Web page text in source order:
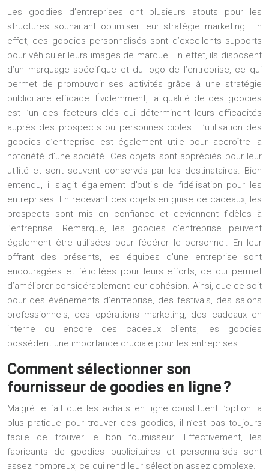
Les goodies d’entreprises ont plusieurs atouts pour les
structures souhaitant optimiser leur stratégie marketing. En
effet, ces goodies personnalisés sont d’excellents supports
pour véhiculer leurs images de marque. En effet, ils disposent
d’un marquage spécifique et du logo de l’entreprise, ce qui
permet de promouvoir ses activités grâce à une stratégie
publicitaire efficace. Évidemment, la qualité de ces goodies
est l’un des facteurs clés qui déterminent leurs efficacités
auprès des prospects ou personnes cibles. L’utilisation des
goodies d’entreprise est également utile pour accroître la
notoriété d’une société. Ces objets sont appréciés pour leur
utilité et sont souvent conservés par les destinataires. Bien
entendu, il s’agit également d’outils de fidélisation pour les
entreprises. En recevant ces objets en guise de cadeaux, les
prospects sont mis en confiance et deviennent fidèles à
l’entreprise. Remarque, les goodies d’entreprise peuvent
également être utilisées pour fédérer le personnel. En leur
offrant des présents, les équipes d’une entreprise sont
encouragées et félicitées pour leurs efforts, ce qui permet
d’améliorer considérablement leur cohésion. Ainsi, que ce soit
pour des événements d’entreprise, des festivals, des salons
professionnels, des opérations marketing, des cadeaux en
interne ou encore des cadeaux clients, les goodies
possèdent une importance cruciale pour les entreprises.
Comment sélectionner son
fournisseur de goodies en ligne ?
Malgré le fait que les achats en ligne constituent l’option la
plus pratique pour trouver des goodies, il n’est pas toujours
facile de trouver le bon fournisseur. Effectivement, les
fabricants de goodies publicitaires et personnalisés sont
assez nombreux, ce qui rend leur sélection assez complexe. Il